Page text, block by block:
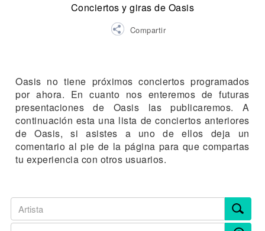
Conciertos y giras de Oasis
Compartir
Oasis no tiene próximos conciertos programados
por ahora. En cuanto nos enteremos de futuras
presentaciones de Oasis las publicaremos. A
continuación esta una lista de conciertos anteriores
de Oasis, si asistes a uno de ellos deja un
comentario al pie de la página para que compartas
tu experiencia con otros usuarios.